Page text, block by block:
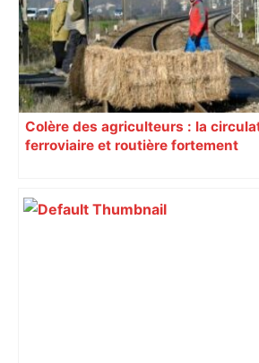
Colère des agriculteurs : la
ferroviaire et routière fortement